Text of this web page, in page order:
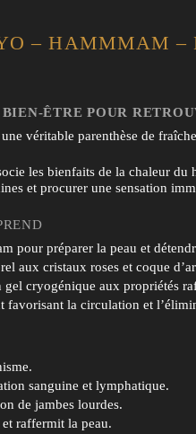
– HAMMMAM –
ÊTRE POUR
véritable parenthèse de
les bienfaits de la chaleur
et procurer une sensation
pour préparer la peau et
aux cristaux roses et coque
cryogénique aux propriétés
favorisant la circulation et
sanguine et lymphatique.
de jambes lourdes.
raffermit la peau.